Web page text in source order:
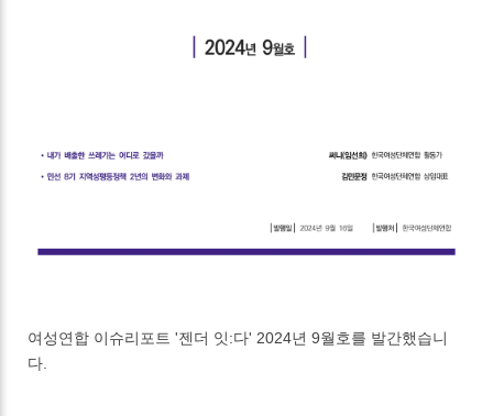
여성연합 이슈리포트 '젠더 잇:다' 2024년 9월호를 발간했습니
다.